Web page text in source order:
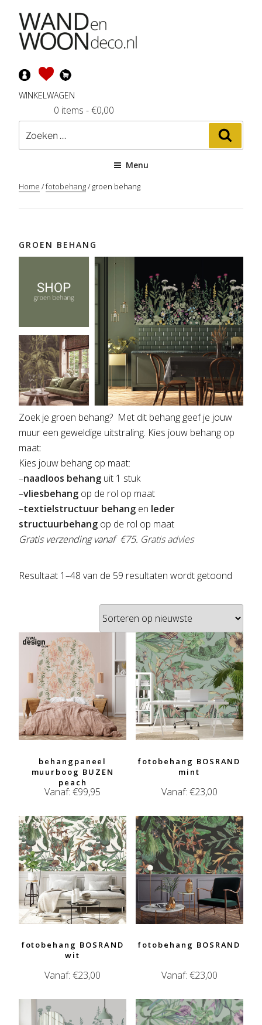
inhoud
WINKELWAGEN
-€0,00
0 items
Zoeken
naar:
Menu
Home /fotobehang/ groen behang
GROEN BEHANG
Zoek je groen behang? Met dit behang geef je jouw
muur een geweldige uitstraling. Kies jouw behang op
maat:
Kies jouw behang op maat:
–naadloos behang uit 1 stuk
–vliesbehang op de rol op maat
–textielstructuur behang en leder
structuurbehang op de rol op maat
Gratis verzending vanaf €75. Gratis advies
Resultaat 1–48 van de 59 resultaten wordt getoond
behangpaneel
muurboog BUZEN
peach
Vanaf:€99,95
fotobehang BOSRAND
mint
Vanaf: €23,00
fotobehang BOSRAND
wit
Vanaf:€23,00
fotobehang BOSRAND
Vanaf: €23,00